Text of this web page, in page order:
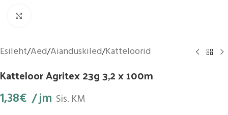
Esileht/Aed/Aianduskiled/Katteloorid
Katteloor Agritex 23g 3,2 x 100m
1,38€ jm Sis. KM